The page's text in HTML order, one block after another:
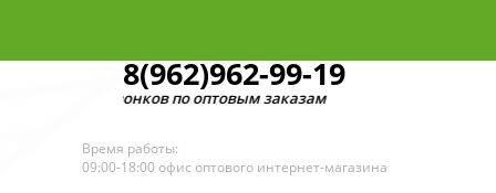
8(962)962-99-19
для звонков по оптовым заказам
Время работы:
09:00-18:00 офис оптового интернет-магазина